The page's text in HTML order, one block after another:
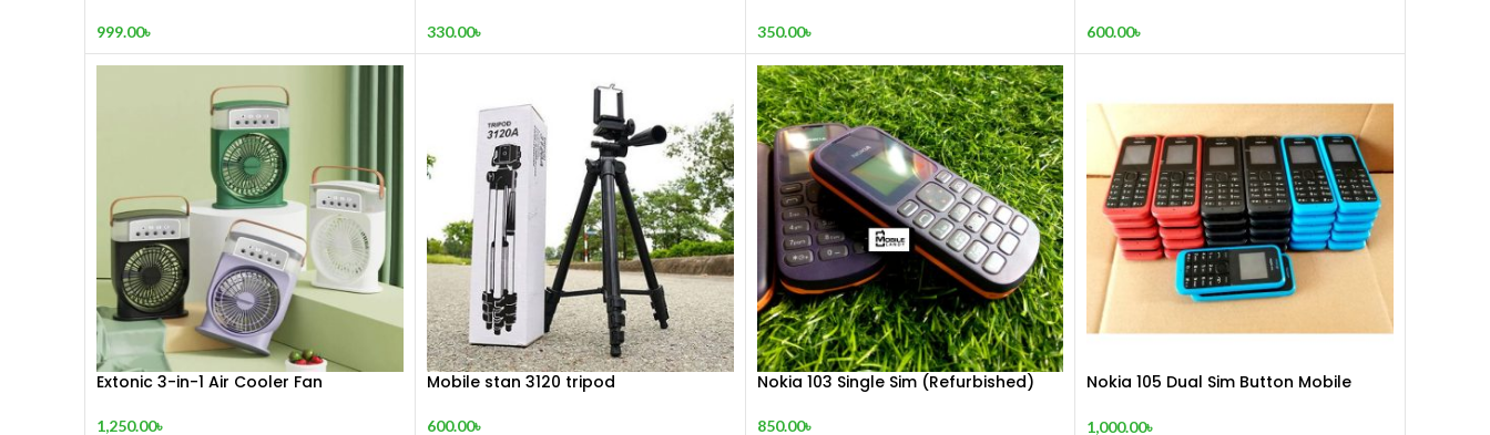
999.00৳ 330.00৳ 350.00৳ 600.00৳
Extonic 3-in-1 Air Cooler Fan
1,250.00৳
Mobile stan 3120 tripod
600.00৳
Nokia 103 Single Sim (Refurbished)
850.00৳
Nokia 105 Dual Sim Button Mobile
1,000.00৳